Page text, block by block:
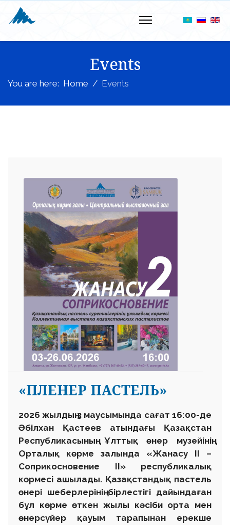
Events
You are here: Home Events
«ПЛЕНЕР ПАСТЕЛЬ»
2026 жылдың 3 маусымында сағат 16:00-де
Әбілхан Қастеев атындағы Қазақстан
Республикасының Ұлттық өнер музейінің
Орталық көрме залында «Жанасу II –
Соприкосновение II» республикалық
көрмесі ашылады. Қазақстандық пастель
өнері шеберлерінің бірлестігі дайындаған
бұл көрме өткен жылы кәсіби орта мен
өнерсүйер қауым тарапынан ерекше